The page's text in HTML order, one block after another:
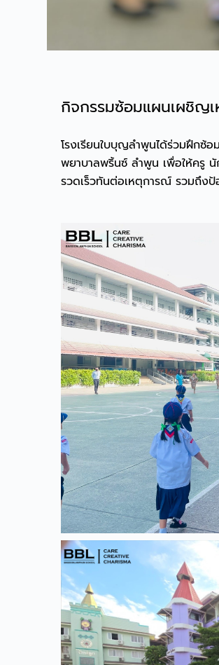
กิจกรรมซ้อมแผนเผชิญ
โรงเรียนใบบุญลำพูนได้ร่วมฝึกซ้
พยาบาลพริ้นซ์ ลำพูน เพื่อให้ครู นั
รวดเร็วทันต่อเหตุการณ์ รวมถึงป้